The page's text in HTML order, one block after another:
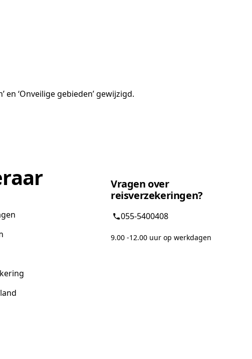
‘Onveilige gebieden’ gewijzigd.
Vragen over
reisverzekeringen?
055-5400408
9.00 -12.00 uur op werkdagen